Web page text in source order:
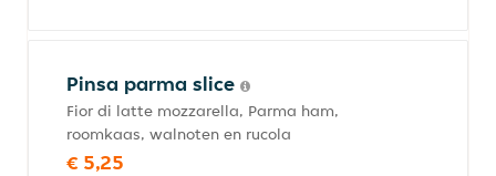
Pinsa parma slice
Fior di latte mozzarella, Parma ham,
roomkaas, walnoten en rucola
€ 5,25